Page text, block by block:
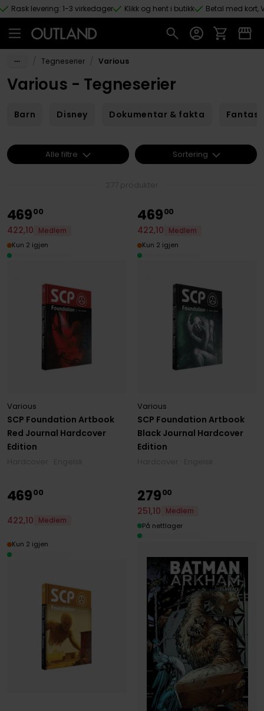
Hopp til hovedinnhold
Rask levering: 1-3 virkedager Klikk og hent i butikk Betal med kort,
Tegneserier Various
Various - Tegneserier
Barn Disney Dokumentar & fakta Fantasy
SCP Foundation Artbook
Red Journal Hardcover
Edition
Various
46900
422,10
Medlem
Kun 2 igjen
SCP Foundation Artbook
Black Journal Hardcover
Edition
Various
46900
422,10
Medlem
Kun 2 igjen
46900
422,10 Medlem
Kun 2 igjen
27900
251,10
Medlem
På nettlager
Alle filtre Sortering